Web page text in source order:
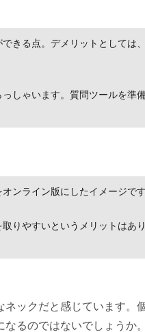
きる点。デメリットとしては
しゃいます。質問ツールを準
ンライン版にしたイメージです
りやすいというメリットはあ
ックだと感じています。
るのではないでしょうか。